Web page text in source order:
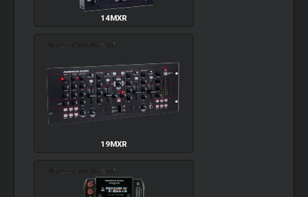
14MXR
19MXR